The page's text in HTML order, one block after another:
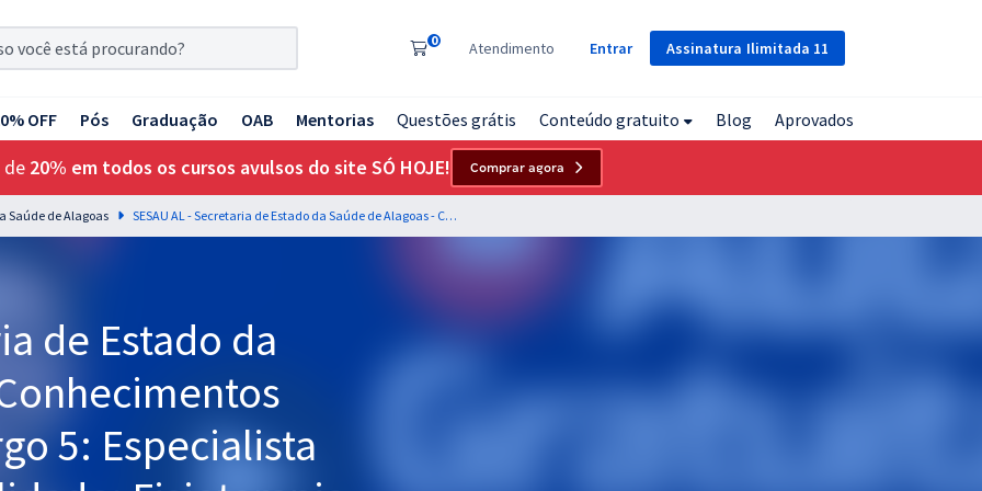
Assinatura Ilimitada 11
0 Atendimento Entrar
OFF Pós Graduação OAB Mentorias Questões grátis Conteúdo gratuito Blog Aprovados
de 20% em todos os cursos avulsos do site SÓ HOJE! Comprar agora
Saúde de Alagoas SESAU AL - Secretaria de Estado da Saúde de Alagoas - Conhecimentos Específicos para Cargo 5: Especialista em Saúde - Especialidade: Fisioterapia (Pós-edital)
de Estado da
5: Especialista